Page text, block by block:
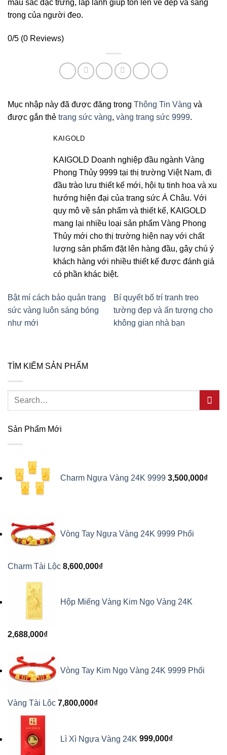
màu sắc đặc trưng, lấp lánh giúp tôn lên vẻ đẹp và sang
trọng của người đeo.
0/5 (0 Reviews)
Mục nhập này đã được đăng trong Thông Tin Vàng và
được gắn thẻ trang sức vàng, vàng trang sức 9999.
KAIGOLD
KAIGOLD Doanh nghiệp đầu ngành Vàng
Phong Thủy 9999 tại thị trường Việt Nam, đi
đầu trào lưu thiết kế mới, hội tụ tinh hoa và xu
hướng hiện đại của trang sức Á Châu. Với
quy mô về sản phẩm và thiết kế, KAIGOLD
mang lại nhiều loại sản phẩm Vàng Phong
Thủy mới cho thị trường hiện nay với chất
lượng sản phẩm đặt lên hàng đầu, gây chú ý
khách hàng với nhiều thiết kế được đánh giá
có phần khác biệt.
Bật mí cách bảo quản trang
sức vàng luôn sáng bóng
như mới
Bí quyết bố trí tranh treo
tường đẹp và ấn tượng cho
không gian nhà bạn
TÌM KIẾM SẢN PHẨM
Search
Sản Phẩm Mới
Charm Ngựa Vàng 24K 9999 3,500,000₫
Vòng Tay Ngựa Vàng 24K 9999 Phối
Charm Tài Lộc 8,600,000₫
Hộp Miếng Vàng Kim Ngọ Vàng 24K
2,688,000₫
Vòng Tay Kim Ngọ Vàng 24K 9999 Phối
Vàng Tài Lộc 7,800,000₫
Lì Xì Ngựa Vàng 24K 999,000₫